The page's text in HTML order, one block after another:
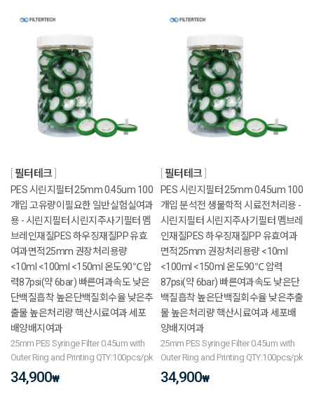
필터테크
PES 시린지필터 25mm 0.45um 100
개입 고유량이필요한 일반실험실여과
용 - 시린지필터 시린지주사기필터 멤
브레인재질PES 하우징재질PP 유효
여과면적25mm 권장처리용량
<10ml <100ml <150ml 온도90℃ 압
력87psi(약 6bar) 빠른여과속도 낮은
단백질흡착 높은단백질회수율 낮은추
출물 높은처리량 핵산시료여과 세포
배양배지여과
25mm PES Syringe Filter 0.45um with
Outer Ring and Printing QTY:100pcs/pk
34,900₩
필터테크
PES 시린지필터 25mm 0.45um 100
개입 분석전 생물학적 시료전처리용 -
시린지필터 시린지주사기필터 멤브레
인재질PES 하우징재질PP 유효여과
면적25mm 권장처리용량 <10ml
<100ml <150ml 온도90℃ 압력
87psi(약 6bar) 빠른여과속도 낮은단
백질흡착 높은단백질회수율 낮은추출
물 높은처리량 핵산시료여과 세포배
양배지여과
25mm PES Syringe Filter 0.45um with
Outer Ring and Printing QTY:100pcs/pk
34,900₩